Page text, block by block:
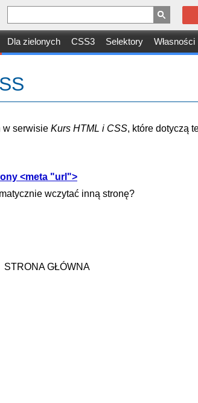
Dla zielonych CSS3 Selektory Własności
w serwisie Kurs HTML i CSS, które dotyczą
<meta "url">
wczytać inną stronę?
STRONA GŁÓWNA